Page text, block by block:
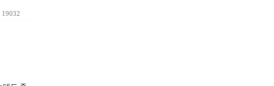
19032